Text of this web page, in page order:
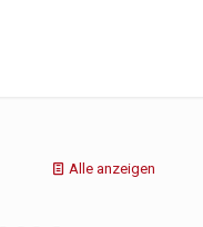
Alle anzeigen